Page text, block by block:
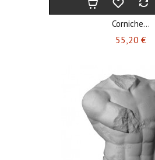
Corniche...
55,20 €Prix